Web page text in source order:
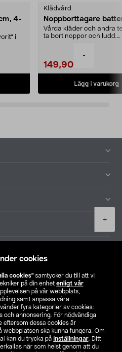
cookies
cookies” samtycker du till att vi
på din enhet enligt vår
på vår webbplats,
samt anpassa våra
fyra kategorier av cookies:
och annonsering. För nödvändiga
eftersom dessa cookies är
webbplatsen ska kunna fungera. Om
kan du trycka på inställningar. Ditt
när som helst genom att du
-
+
4-
i
Klädvård
Noppborttagare
Vårda kläder och andra
ta bort noppor och ludd.
149,90
Lägg i varukorg
Hitta butik
NO FI